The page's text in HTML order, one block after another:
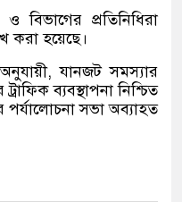
ও বিভাগের প্রতিনিধিরা
করা হয়েছে।
যানজট সমস্যার
ব্যবস্থাপনা নিশ্চিত
সভা অব্যাহত